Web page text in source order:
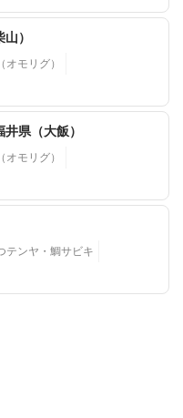
）
オモリグ）
県（大飯）
オモリグ）
テンヤ・鯛サビキ